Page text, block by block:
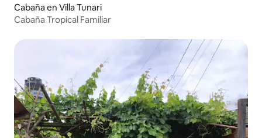
Cabaña en Villa Tunari
Cabaña Tropical Familiar